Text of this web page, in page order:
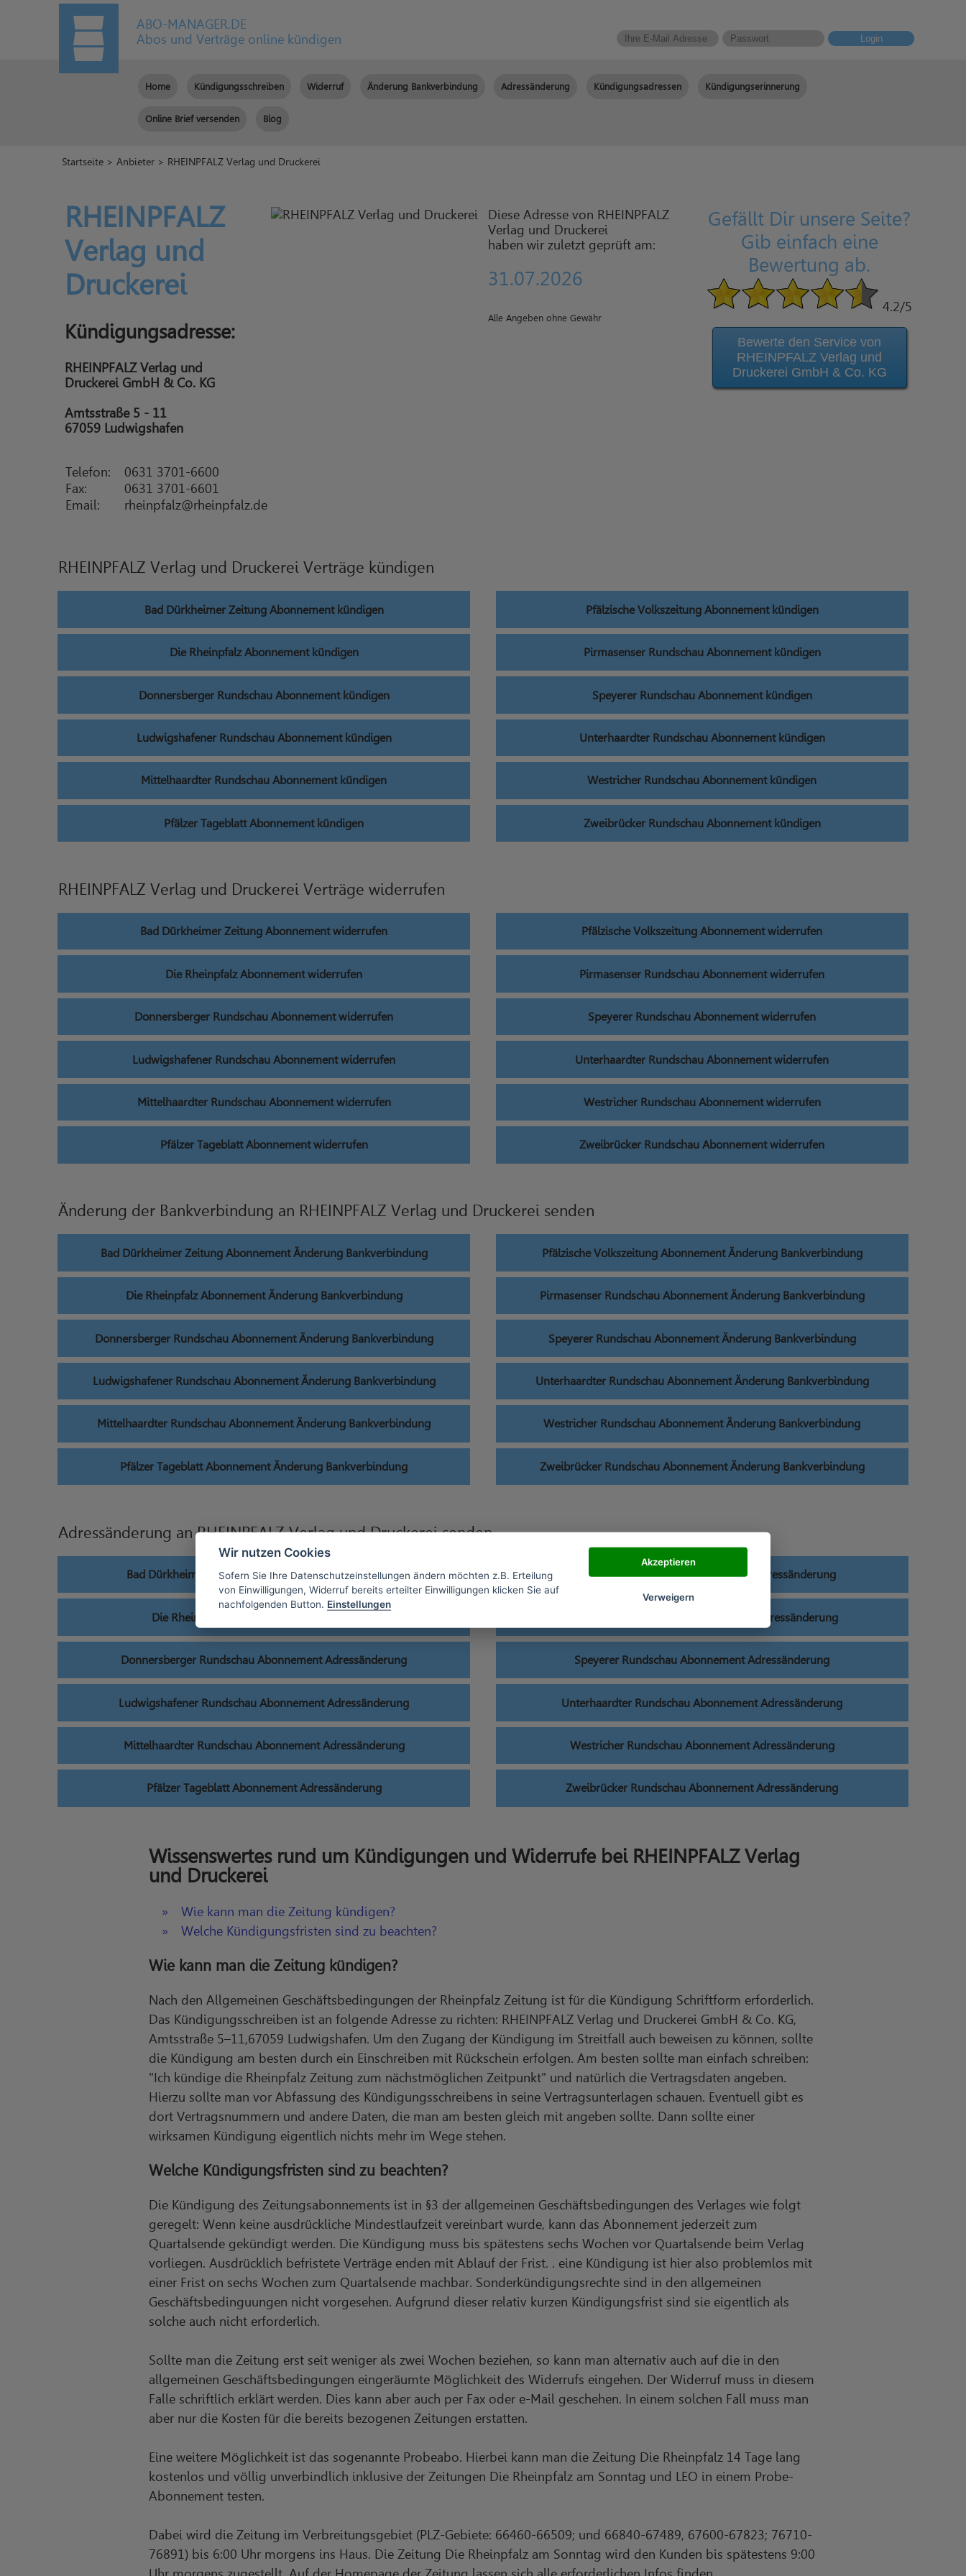
ABO-MANAGER.DE
Abos und Verträge online kündigen
Login
Home Kündigungsschreiben Widerruf Änderung Bankverbindung Adressänderung Kündigungsadressen Kündigungserinnerung
Online Brief versenden Blog
Startseite >Anbieter > RHEINPFALZ Verlag und Druckerei
RHEINPFALZ
Verlag und
Druckerei
Kündigungsadresse:
RHEINPFALZ Verlag und
Druckerei GmbH & Co. KG
Amtsstraße 5 - 11
67059 Ludwigshafen
Telefon:
0631 3701-6600
Fax:
0631 3701-6601
Email:
rheinpfalz@rheinpfalz.de
Diese Adresse von RHEINPFALZ
Verlag und Druckerei
haben wir zuletzt geprüft am:
31.07.2026
Alle Angeben ohne Gewähr
Gefällt Dir unsere Seite?
Gib einfach eine
Bewertung ab.
4.2/5
Bewerte den Service von
RHEINPFALZ Verlag und
Druckerei GmbH & Co. KG
RHEINPFALZ Verlag und Druckerei Verträge kündigen
Bad Dürkheimer Zeitung Abonnement kündigen
Die Rheinpfalz Abonnement kündigen
Donnersberger Rundschau Abonnement kündigen
Ludwigshafener Rundschau Abonnement kündigen
Mittelhaardter Rundschau Abonnement kündigen
Pfälzer Tageblatt Abonnement kündigen
Pfälzische Volkszeitung Abonnement kündigen
Pirmasenser Rundschau Abonnement kündigen
Speyerer Rundschau Abonnement kündigen
Unterhaardter Rundschau Abonnement kündigen
Westricher Rundschau Abonnement kündigen
Zweibrücker Rundschau Abonnement kündigen
RHEINPFALZ Verlag und Druckerei Verträge widerrufen
Bad Dürkheimer Zeitung Abonnement widerrufen
Die Rheinpfalz Abonnement widerrufen
Donnersberger Rundschau Abonnement widerrufen
Ludwigshafener Rundschau Abonnement widerrufen
Mittelhaardter Rundschau Abonnement widerrufen
Pfälzer Tageblatt Abonnement widerrufen
Pfälzische Volkszeitung Abonnement widerrufen
Pirmasenser Rundschau Abonnement widerrufen
Speyerer Rundschau Abonnement widerrufen
Unterhaardter Rundschau Abonnement widerrufen
Westricher Rundschau Abonnement widerrufen
Zweibrücker Rundschau Abonnement widerrufen
Änderung der Bankverbindung an RHEINPFALZ Verlag und Druckerei senden
Bad Dürkheimer Zeitung Abonnement Änderung Bankverbindung
Die Rheinpfalz Abonnement Änderung Bankverbindung
Donnersberger Rundschau Abonnement Änderung Bankverbindung
Ludwigshafener Rundschau Abonnement Änderung Bankverbindung
Mittelhaardter Rundschau Abonnement Änderung Bankverbindung
Pfälzer Tageblatt Abonnement Änderung Bankverbindung
Pfälzische Volkszeitung Abonnement Änderung Bankverbindung
Pirmasenser Rundschau Abonnement Änderung Bankverbindung
Speyerer Rundschau Abonnement Änderung Bankverbindung
Unterhaardter Rundschau Abonnement Änderung Bankverbindung
Westricher Rundschau Abonnement Änderung Bankverbindung
Zweibrücker Rundschau Abonnement Änderung Bankverbindung
Adressänderung an RHEINPFALZ Verlag und Druckerei senden
Bad Dürkheimer Zeitung Abonnement Adressänderung
Die Rheinpfalz Abonnement Adressänderung
Donnersberger Rundschau Abonnement Adressänderung
Ludwigshafener Rundschau Abonnement Adressänderung
Mittelhaardter Rundschau Abonnement Adressänderung
Pfälzer Tageblatt Abonnement Adressänderung
Pfälzische Volkszeitung Abonnement Adressänderung
Pirmasenser Rundschau Abonnement Adressänderung
Speyerer Rundschau Abonnement Adressänderung
Unterhaardter Rundschau Abonnement Adressänderung
Westricher Rundschau Abonnement Adressänderung
Zweibrücker Rundschau Abonnement Adressänderung
Wissenswertes rund um Kündigungen und Widerrufe bei RHEINPFALZ Verlag
und Druckerei
Wie kann man die Zeitung kündigen?
Welche Kündigungsfristen sind zu beachten?
Wie kann man die Zeitung kündigen?
Nach den Allgemeinen Geschäftsbedingungen der Rheinpfalz Zeitung ist für die Kündigung Schriftform erforderlich.
Das Kündigungsschreiben ist an folgende Adresse zu richten: RHEINPFALZ Verlag und Druckerei GmbH & Co. KG,
Amtsstraße 5–11,67059 Ludwigshafen. Um den Zugang der Kündigung im Streitfall auch beweisen zu können, sollte
die Kündigung am besten durch ein Einschreiben mit Rückschein erfolgen. Am besten sollte man einfach schreiben:
"Ich kündige die Rheinpfalz Zeitung zum nächstmöglichen Zeitpunkt" und natürlich die Vertragsdaten angeben.
Hierzu sollte man vor Abfassung des Kündigungsschreibens in seine Vertragsunterlagen schauen. Eventuell gibt es
dort Vertragsnummern und andere Daten, die man am besten gleich mit angeben sollte. Dann sollte einer
wirksamen Kündigung eigentlich nichts mehr im Wege stehen.
Welche Kündigungsfristen sind zu beachten?
Die Kündigung des Zeitungsabonnements ist in §3 der allgemeinen Geschäftsbedingungen des Verlages wie folgt
geregelt: Wenn keine ausdrückliche Mindestlaufzeit vereinbart wurde, kann das Abonnement jederzeit zum
Quartalsende gekündigt werden. Die Kündigung muss bis spätestens sechs Wochen vor Quartalsende beim Verlag
vorliegen. Ausdrücklich befristete Verträge enden mit Ablauf der Frist. . eine Kündigung ist hier also problemlos mit
einer Frist on sechs Wochen zum Quartalsende machbar. Sonderkündigungsrechte sind in den allgemeinen
Geschäftsbedinguungen nicht vorgesehen. Aufgrund dieser relativ kurzen Kündigungsfrist sind sie eigentlich als
solche auch nicht erforderlich.
Sollte man die Zeitung erst seit weniger als zwei Wochen beziehen, so kann man alternativ auch auf die in den
allgemeinen Geschäftsbedingungen eingeräumte Möglichkeit des Widerrufs eingehen. Der Widerruf muss in diesem
Falle schriftlich erklärt werden. Dies kann aber auch per Fax oder e-Mail geschehen. In einem solchen Fall muss man
aber nur die Kosten für die bereits bezogenen Zeitungen erstatten.
Eine weitere Möglichkeit ist das sogenannte Probeabo. Hierbei kann man die Zeitung Die Rheinpfalz 14 Tage lang
kostenlos und völlig unverbindlich inklusive der Zeitungen Die Rheinpfalz am Sonntag und LEO in einem Probe-
Abonnement testen.
Dabei wird die Zeitung im Verbreitungsgebiet (PLZ-Gebiete: 66460-66509; und 66840-67489, 67600-67823; 76710-
76891) bis 6:00 Uhr morgens ins Haus. Die Zeitung Die Rheinpfalz am Sonntag wird den Kunden bis spätestens 9:00
Wir nutzen Cookies
Sofern Sie Ihre Datenschutzeinstellungen ändern möchten z.B. Erteilung
von Einwilligungen, Widerruf bereits erteilter Einwilligungen klicken Sie auf
nachfolgenden Button. Einstellungen
Akzeptieren
Verweigern